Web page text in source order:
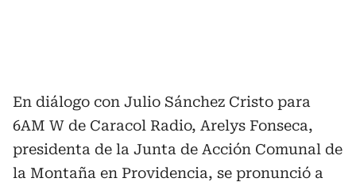
En diálogo con Julio Sánchez Cristo para
6AM W de Caracol Radio, Arelys Fonseca,
presidenta de la Junta de Acción Comunal de
la Montaña en Providencia, se pronunció a